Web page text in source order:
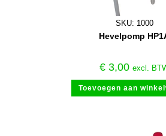
SKU: 1000
Hevelpomp
€ 3,00 excl.
Toevoegen aan